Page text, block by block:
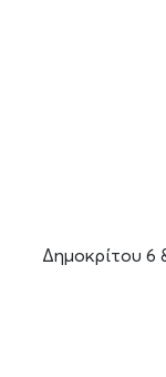
Δημοκρίτου 6